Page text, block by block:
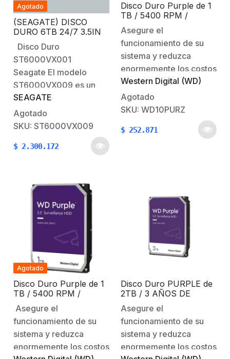
Agotado
(SEAGATE) DISCO
DURO 6TB 24/7 3.5IN
SATA3 5900RPM
Disco Duro
ST6000VX001
Seagate El modelo
ST6000VX009 es un
disco duro SATA de 6
TB fabricado por
Seagate. Tiene una
velocidad de rotación
de 5900 RPM y una
sistemas de vigilancia y
es compatible con una…
SEAGATE
Agotado
SKU: ST6000VX009
$ 2.300.172
Disco Duro Purple de 1
TB / 5400 RPM /
Optimizado para
Soluciones de
Videovigilancia / Uso
24-7 / 3 Años de
Asegure el
funcionamiento de su
sistema y reduzca
enormemente los costos
de
operaciónAlmacenamiento
definitivo para estar
protegidoCreado para
sistemas de seguridad
cuentan con una carga
de trabajo de hasta
180TB/año, soportan
Western Digital (WD)
Agotado
SKU: WD10PURZ
$ 252.871
Agotado
Disco Duro Purple de 1
TB / 5400 RPM /
Optimizado para
Soluciones de
Videovigilancia / Uso
24-7 / 3 Años de
Asegure el
funcionamiento de su
sistema y reduzca
enormemente los costos
Disco Duro PURPLE de
2TB / 3 AÑOS DE
GARANTÍA / Para
Videovigilancia
Asegure el
funcionamiento de su
sistema y reduzca
enormemente los costos